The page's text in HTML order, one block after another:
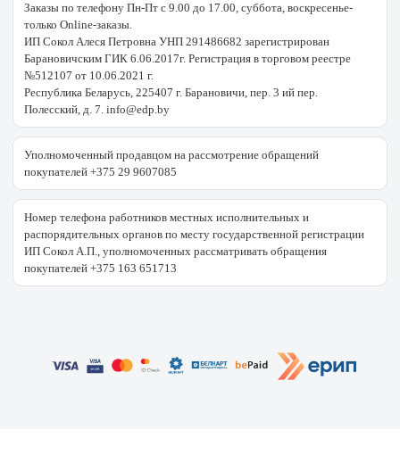
Заказы по телефону Пн-Пт с 9.00 до 17.00, суббота, воскресенье-
только Online-заказы.
ИП Сокол Алеся Петровна УНП 291486682 зарегистрирован
Барановичским ГИК 6.06.2017г. Регистрация в торговом реестре
№512107 от 10.06.2021 г.
Республика Беларусь, 225407 г. Барановичи, пер. 3 ий пер.
Полесский, д. 7. info@edp.by
Уполномоченный продавцом на рассмотрение обращений
покупателей +375 29 9607085
Номер телефона работников местных исполнительных и
распорядительных органов по месту государственной регистрации
ИП Сокол А.П., уполномоченных рассматривать обращения
покупателей +375 163 651713